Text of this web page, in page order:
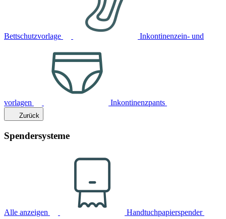
Bettschutzvorlage Inkontinenzein- und
vorlagen Inkontinenzpants
Zurück
Spendersysteme
Alle anzeigen Handtuchpapierspender